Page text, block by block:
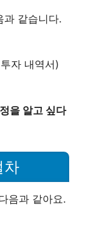
과 같습니다.
자 내역서)
을 알고 싶다
차
음과 같아요.